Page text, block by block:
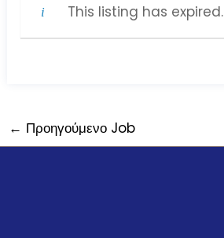
This listing has expired.
← Προηγούμενο Job